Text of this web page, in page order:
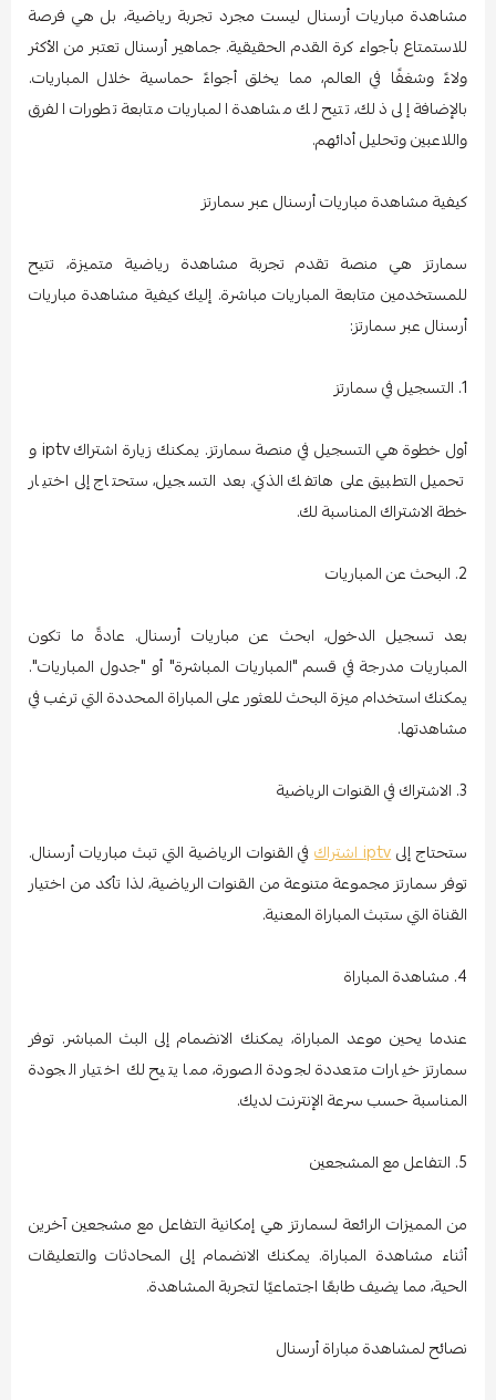
مشاهدة مباريات أرسنال ليست مجرد تجربة رياضية، بل هي فرصة
للاستمتاع بأجواء كرة القدم الحقيقية. جماهير أرسنال تعتبر من الأكثر
ولاءً وشغفًا في العالم، مما يخلق أجواءً حماسية خلال المباريات.
بالإضافة إلى ذلك، تتيح لك مشاهدة المباريات متابعة تطورات الفرق
واللاعبين وتحليل أدائهم.
كيفية مشاهدة مباريات أرسنال عبر سمارتز
سمارتز هي منصة تقدم تجربة مشاهدة رياضية متميزة، تتيح
للمستخدمين متابعة المباريات مباشرة. إليك كيفية مشاهدة مباريات
أرسنال عبر سمارتز:
1. التسجيل في سمارتز
أول خطوة هي التسجيل في منصة سمارتز. يمكنك زيارة اشتراك iptv و
تحميل التطبيق على هاتفك الذكي. بعد التسجيل، ستحتاج إلى اختيار
خطة الاشتراك المناسبة لك.
2. البحث عن المباريات
بعد تسجيل الدخول، ابحث عن مباريات أرسنال. عادةً ما تكون
المباريات مدرجة في قسم "المباريات المباشرة" أو "جدول المباريات".
يمكنك استخدام ميزة البحث للعثور على المباراة المحددة التي ترغب في
مشاهدتها.
3. الاشتراك في القنوات الرياضية
ستحتاج إلىiptv اشتراك
في القنوات الرياضية التي تبث مباريات أرسنال.
توفر سمارتز مجموعة متنوعة من القنوات الرياضية، لذا تأكد من اختيار
القناة التي ستبث المباراة المعنية.
4. مشاهدة المباراة
عندما يحين موعد المباراة، يمكنك الانضمام إلى البث المباشر. توفر
سمارتز خيارات متعددة لجودة الصورة، مما يتيح لك اختيار الجودة
المناسبة حسب سرعة الإنترنت لديك.
5. التفاعل مع المشجعين
من المميزات الرائعة لسمارتز هي إمكانية التفاعل مع مشجعين آخرين
أثناء مشاهدة المباراة. يمكنك الانضمام إلى المحادثات والتعليقات
الحية، مما يضيف طابعًا اجتماعيًا لتجربة المشاهدة.
نصائح لمشاهدة مباراة أرسنال